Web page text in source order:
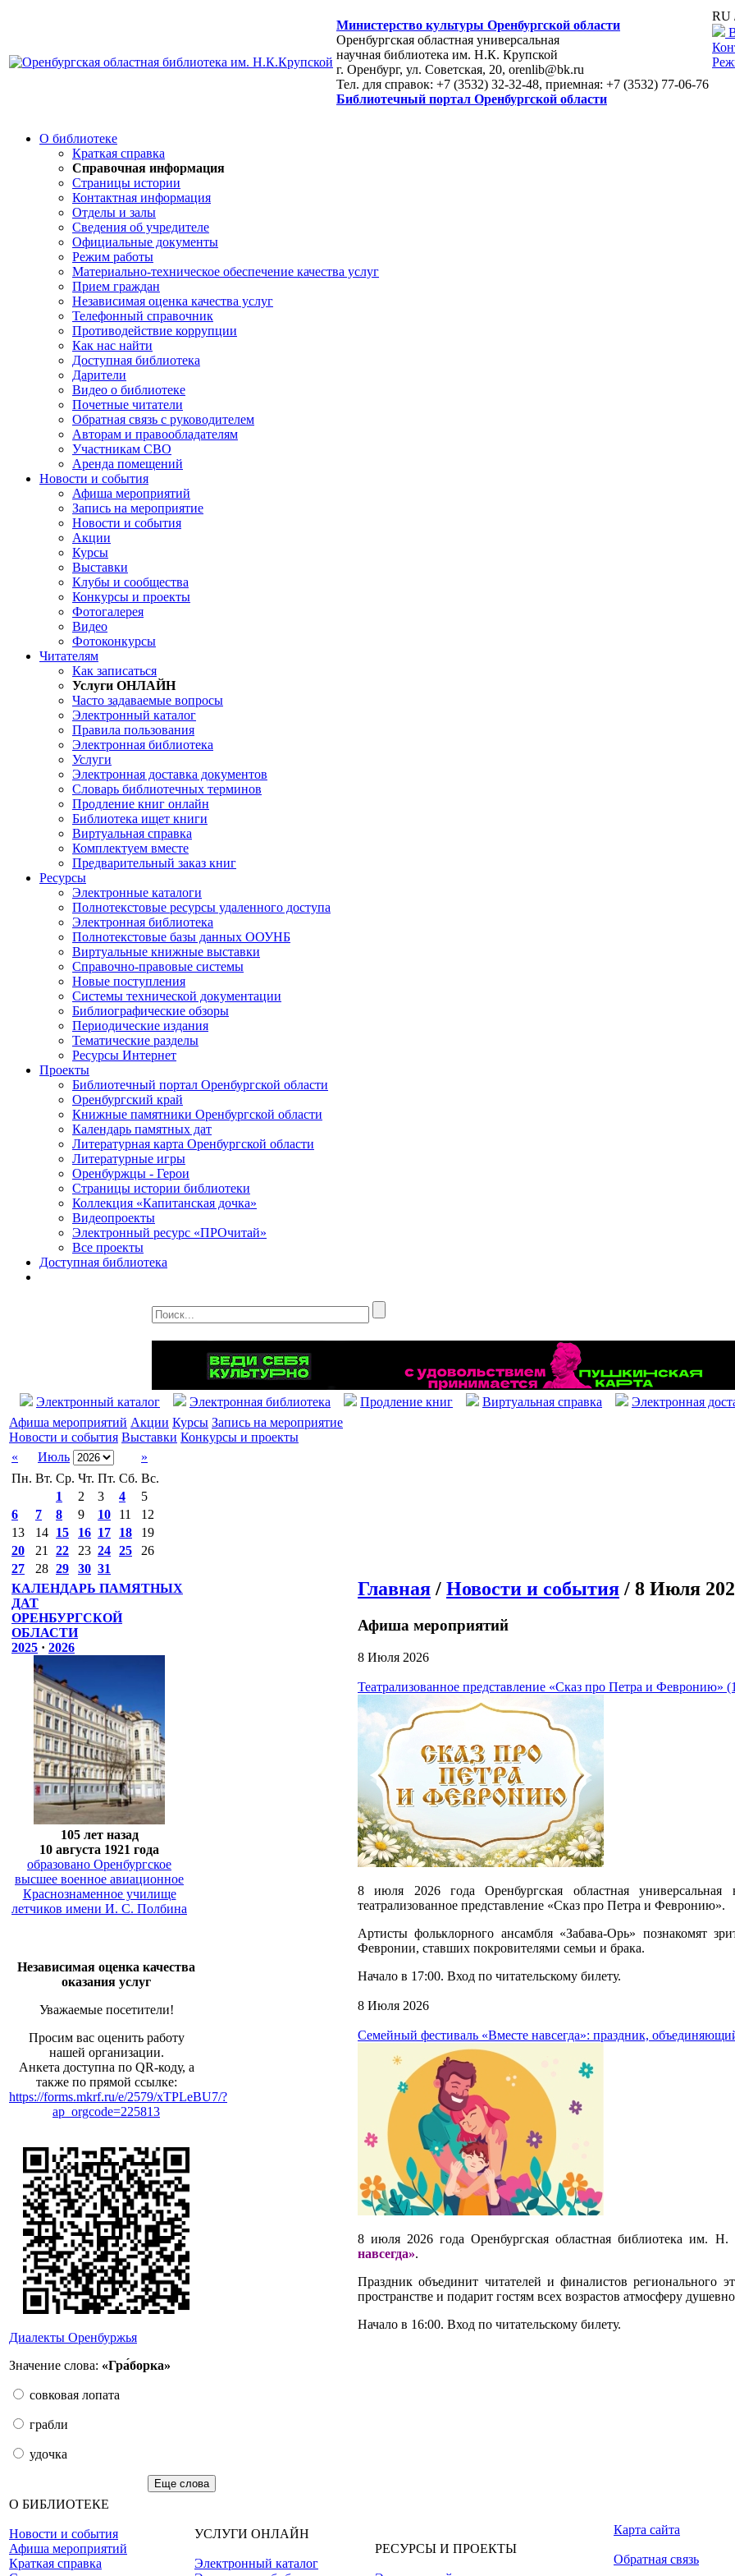
Министерство культуры Оренбургской области
Оренбургская областная универсальная
научная библиотека им. Н.К. Крупской
г. Оренбург, ул. Советская, 20, orenlib@bk.ru
Тел. для справок: +7 (3532) 32-32-48, приемная: +7 (3532) 77-06-76
Библиотечный портал Оренбургской области
RU
О библиотеке
Краткая справка
Справочная информация
Страницы истории
Контактная информация
Отделы и залы
Сведения об учредителе
Официальные документы
Режим работы
Материально-техническое обеспечение качества услуг
Прием граждан
Независимая оценка качества услуг
Телефонный справочник
Противодействие коррупции
Как нас найти
Доступная библиотека
Дарители
Видео о библиотеке
Почетные читатели
Обратная связь с руководителем
Авторам и правообладателям
Участникам СВО
Аренда помещений
Новости и события
Афиша мероприятий
Запись на мероприятие
Новости и события
Акции
Курсы
Выставки
Клубы и сообщества
Конкурсы и проекты
Фотогалерея
Видео
Фотоконкурсы
Читателям
Как записаться
Услуги ОНЛАЙН
Часто задаваемые вопросы
Электронный каталог
Правила пользования
Электронная библиотека
Услуги
Электронная доставка документов
Словарь библиотечных терминов
Продление книг онлайн
Библиотека ищет книги
Виртуальная справка
Комплектуем вместе
Предварительный заказ книг
Ресурсы
Электронные каталоги
Полнотекстовые ресурсы удаленного доступа
Электронная библиотека
Полнотекстовые базы данных ООУНБ
Виртуальные книжные выставки
Справочно-правовые системы
Новые поступления
Cистемы технической документации
Библиографические обзоры
Периодические издания
Тематические разделы
Ресурсы Интернет
Проекты
Библиотечный портал Оренбургской области
Оренбургский край
Книжные памятники Оренбургской области
Календарь памятных дат
Литературная карта Оренбургской области
Литературные игры
Оренбуржцы - Герои
Страницы истории библиотеки
Коллекция «Капитанская дочка»
Видеопроекты
Электронный ресурс «ПРОчитай»
Все проекты
Доступная библиотека
Электронный каталог Электронная библиотека Продление книг Виртуальная справка
Электронная
Афиша мероприятий Акции Курсы Запись на мероприятие
Новости и события Выставки Конкурсы и проекты
«
Июль
»
Пн. Вт. Ср. Чт. Пт. Сб. Вс.
1
2 3 4
5
6
7 8 9 10 11
12
13
14 15 16 17 18
19
20
21 22 23 24 25
26
27
28 29 30 31
КАЛЕНДАРЬ ПАМЯТНЫХ
ДАТ
ОРЕНБУРГСКОЙ
ОБЛАСТИ
2025 · 2026
105 лет назад
10 августа 1921 года
образовано Оренбургское
высшее военное авиационное
Краснознаменное училище
летчиков имени И. С. Полбина
Независимая оценка качества
оказания услуг
Уважаемые посетители!
Просим вас оценить работу
нашей организации.
Анкета доступна по QR-коду, а
также по прямой ссылке:
https://forms.mkrf.ru/e/2579/xTPLeBU7/?
ap_orgcode=225813
Диалекты Оренбуржья
Значение слова: «Гра́борка»
совковая лопата
грабли
удочка
Еще слова
Главная / Новости и события / 8 Июля
Афиша мероприятий
8 Июля 2026
Театрализованное представление «Сказ про Петра и Февронию»
8 июля 2026 года Оренбургская областная
театрализованное представление «Сказ про Петра и Февронию».
Артисты фольклорного ансамбля «Забава-Орь» познакомят
Февронии, ставших покровителями семьи и брака.
Начало в 17:00. Вход по читательскому билету.
8 Июля 2026
Семейный фестиваль «Вместе навсегда»: праздник,
8 июля 2026 года Оренбургская областная библиотека им.
навсегда».
Праздник объединит читателей и финалистов регионального
пространстве и подарит гостям всех возрастов атмосферу
Начало в 16:00. Вход по читательскому билету.
О БИБЛИОТЕКЕ
Новости и события
Афиша мероприятий
Краткая справка
УСЛУГИ ОНЛАЙН
Электронный каталог
РЕСУРСЫ И ПРОЕКТЫ
Карта сайта
Обратная связь